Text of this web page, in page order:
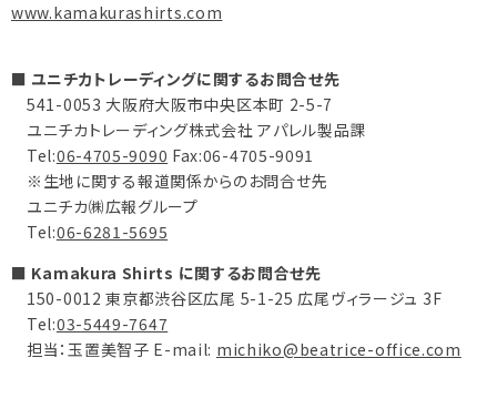
www.kamakurashirts.com
■ ユニチカトレーディングに関するお問合せ先
541-0053 大阪府大阪市中央区本町 2-5-7
ユニチカトレーディング株式会社 アパレル製品課
Tel:06-4705-9090 Fax:06-4705-9091
※生地に関する報道関係からのお問合せ先
ユニチカ㈱広報グループ
Tel:06-6281-5695
■ Kamakura Shirts に関するお問合せ先
150-0012 東京都渋谷区広尾 5-1-25 広尾ヴィラージュ 3F
Tel:03-5449-7647
担当：玉置美智子 E-mail: michiko@beatrice-office.com